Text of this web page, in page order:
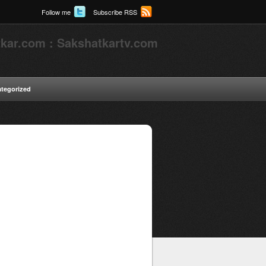
Follow me Subscribe RSS
: Sakshatkartv.com